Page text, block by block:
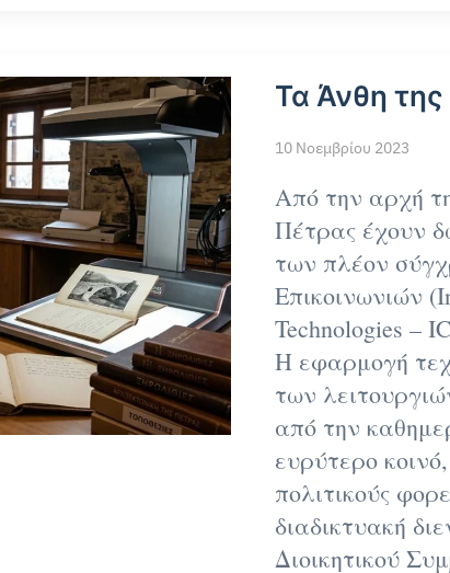
Τα Άνθη
10 Νοεμβρίου 2023
Από την αρχή
Πέτρας έχουν
των πλέον
Επικοινωνιών
Technologies –
Η εφαρμογή
των
από την
ευρύτερο
πολιτικούς
διαδικτυακή
Διοικητικού